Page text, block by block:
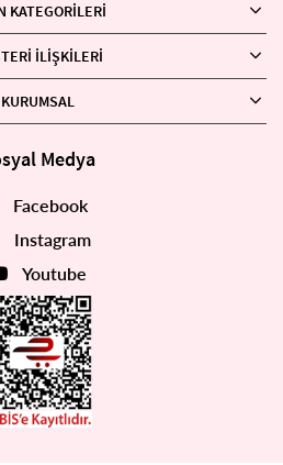
KATEGORILERI
İLIŞKILERI
KURUMSAL
Medya
Facebook
Instagram
Youtube